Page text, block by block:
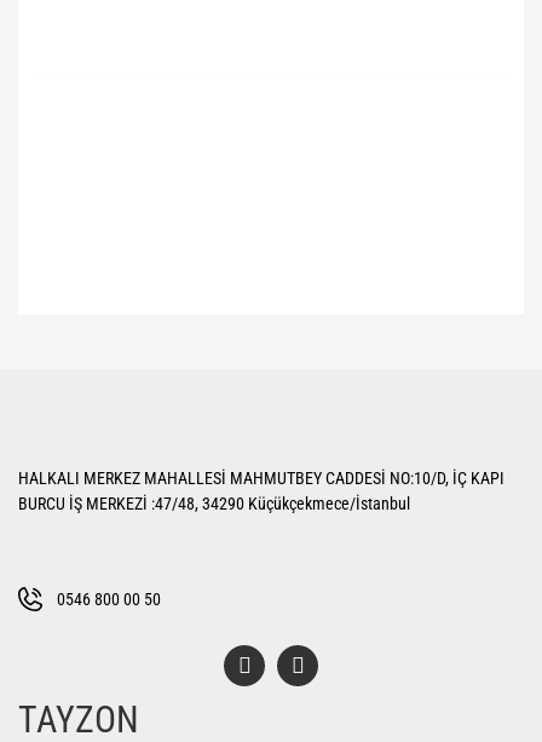
Ürün açıklamasında eksik bilgiler bulunuyor.
Bu ürüne benzer farklı alternatifler olmalı.
HALKALI MERKEZ MAHALLESİ MAHMUTBEY CADDESİ NO:10/D, İÇ KAPI
BURCU İŞ MERKEZİ :47/48, 34290 Küçükçekmece/İstanbul
0546 800 00 50
TAYZON